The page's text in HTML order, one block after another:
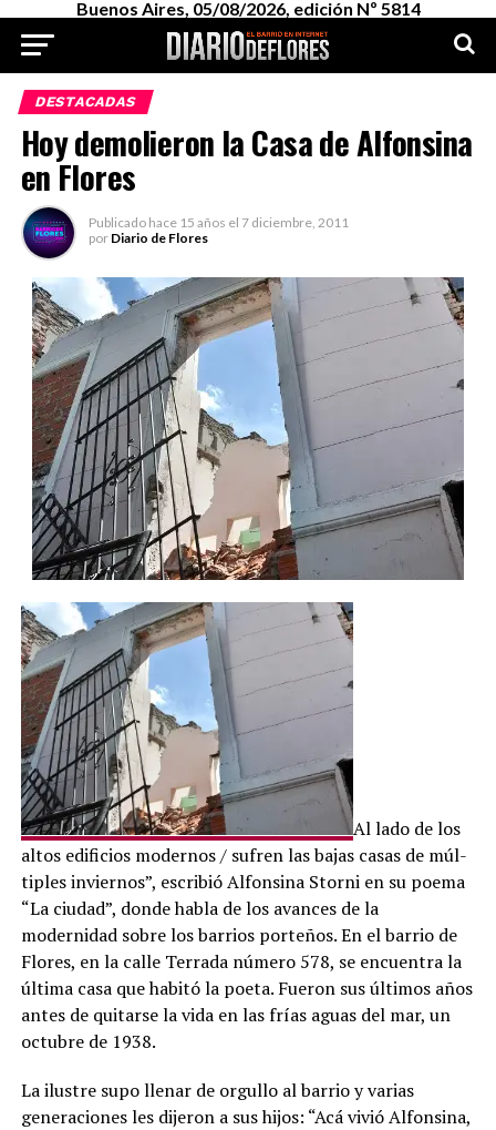
Buenos Aires, 05/08/2026, edición Nº 5814
DESTACADAS
Hoy demolieron la Casa de Alfonsina
en Flores
Publicado hace 15 años el 7 diciembre, 2011
por Diario de Flores
Al lado de los
altos edifi­cios modernos / sufren las bajas casas de múl­
tiples inviernos”, escri­bió Alfonsina Storni en su poema
“La ciudad”, donde habla de los avances de la
modernidad sobre los barrios porteños. En el barrio de
Flores, en la calle Terrada nú­mero 578, se encuentra la
última casa que habitó la poeta. Fueron sus últimos años
antes de quitarse la vida en las frías aguas del mar, un
octubre de 1938.
La ilustre supo llenar de orgullo al barrio y varias
generaciones les dijeron a sus hijos: “Acá vivió Al­fonsina,